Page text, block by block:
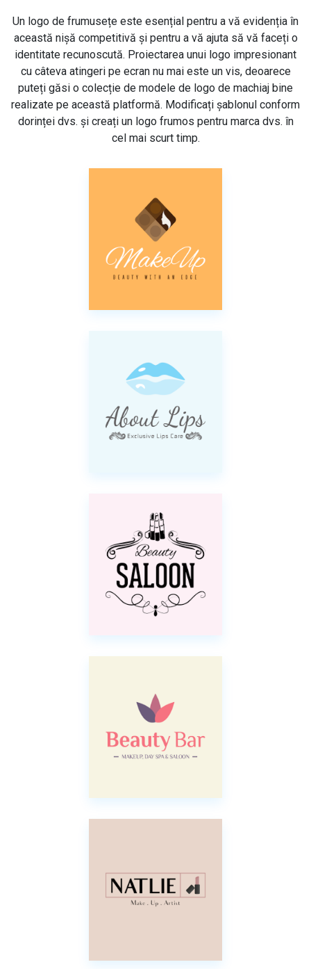
Un logo de frumusețe este esențial pentru a vă evidenția în
această nișă competitivă și pentru a vă ajuta să vă faceți o
identitate recunoscută. Proiectarea unui logo impresionant
cu câteva atingeri pe ecran nu mai este un vis, deoarece
puteți găsi o colecție de modele de logo de machiaj bine
realizate pe această platformă. Modificați șablonul conform
dorinței dvs. și creați un logo frumos pentru marca dvs. în
cel mai scurt timp.